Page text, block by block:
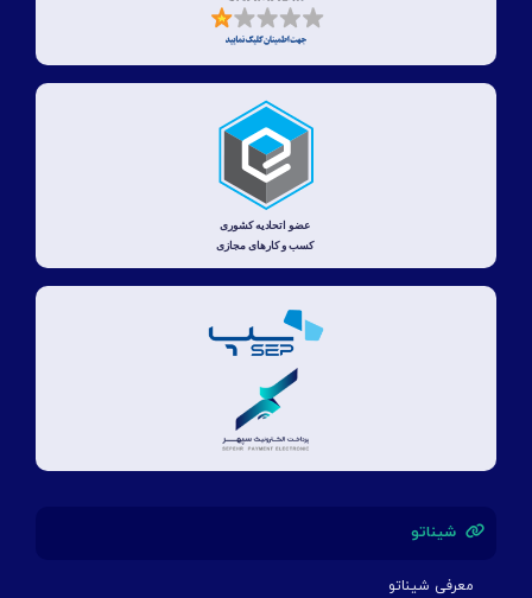
شیناتو
معرفی شیناتو